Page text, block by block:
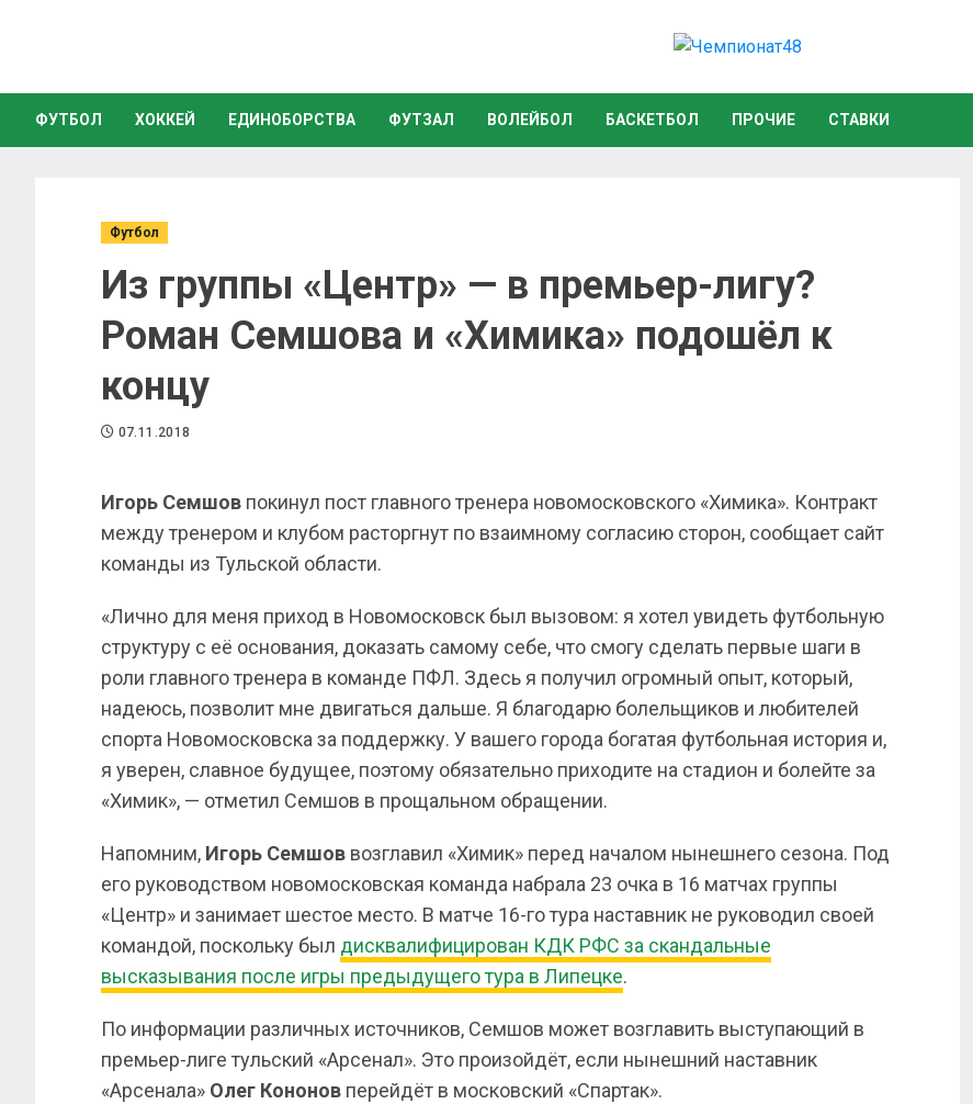
ФУТБОЛ ХОККЕЙ ЕДИНОБОРСТВА ФУТЗАЛ ВОЛЕЙБОЛ БАСКЕТБОЛ ПРОЧИЕ СТАВКИ
Футбол
Из группы «Центр» — в премьер-лигу?
Роман Семшова и «Химика» подошёл к
концу
07.11.2018
Игорь Семшов покинул пост главного тренера новомосковского «Химика». Контракт
между тренером и клубом расторгнут по взаимному согласию сторон, сообщает сайт
команды из Тульской области.
«Лично для меня приход в Новомосковск был вызовом: я хотел увидеть футбольную
структуру с её основания, доказать самому себе, что смогу сделать первые шаги в
роли главного тренера в команде ПФЛ. Здесь я получил огромный опыт, который,
надеюсь, позволит мне двигаться дальше. Я благодарю болельщиков и любителей
спорта Новомосковска за поддержку. У вашего города богатая футбольная история и,
я уверен, славное будущее, поэтому обязательно приходите на стадион и болейте за
«Химик», — отметил Семшов в прощальном обращении.
Напомним, Игорь Семшов возглавил «Химик» перед началом нынешнего сезона. Под
его руководством новомосковская команда набрала 23 очка в 16 матчах группы
«Центр» и занимает шестое место. В матче 16-го тура наставник не руководил своей
командой, поскольку был дисквалифицирован КДК РФС за скандальные
высказывания после игры предыдущего тура в Липецке.
По информации различных источников, Семшов может возглавить выступающий в
премьер-лиге тульский «Арсенал». Это произойдёт, если нынешний наставник
«Арсенала» Олег Кононов перейдёт в московский «Спартак».